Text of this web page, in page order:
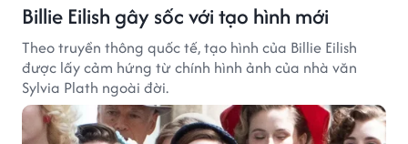
Billie Eilish gây sốc với tạo hình mới
Theo truyền thông quốc tế, tạo hình của Billie Eilish
được lấy cảm hứng từ chính hình ảnh của nhà văn
Sylvia Plath ngoài đời.